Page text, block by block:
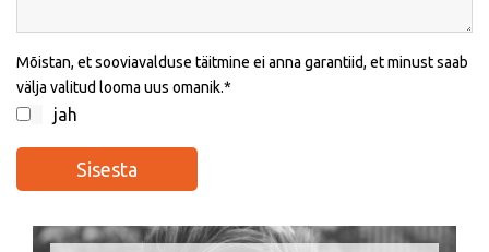
Mõistan, et sooviavalduse täitmine ei anna garantiid, et minust saab
välja valitud looma uus omanik.
jah